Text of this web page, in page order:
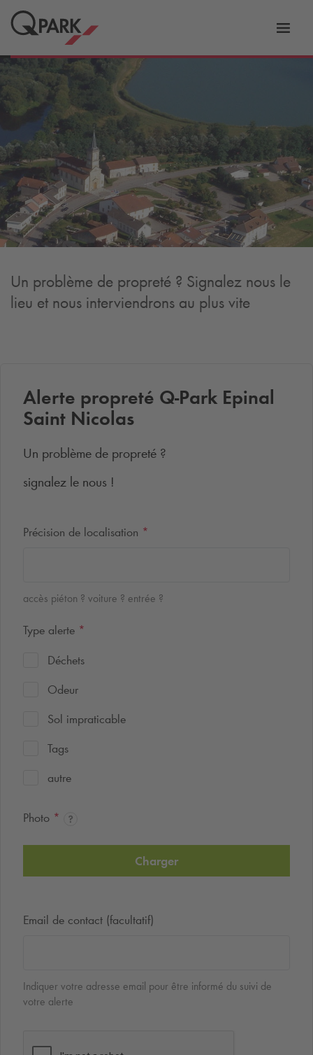
vers
Un problème de propreté ? Signalez nous le
lieu et nous interviendrons au plus vite
Alerte propreté Q-Park Epinal
Saint Nicolas
Un problème de propreté ?
signalez le nous !
Précision de localisation *
accès piéton ? voiture ? entrée ?
Type alerte *
Déchets
Odeur
Sol impraticable
Tags
autre
Photo *
Charger
Email de contact (facultatif)
Indiquer votre adresse email pour être informé du suivi de
votre alerte